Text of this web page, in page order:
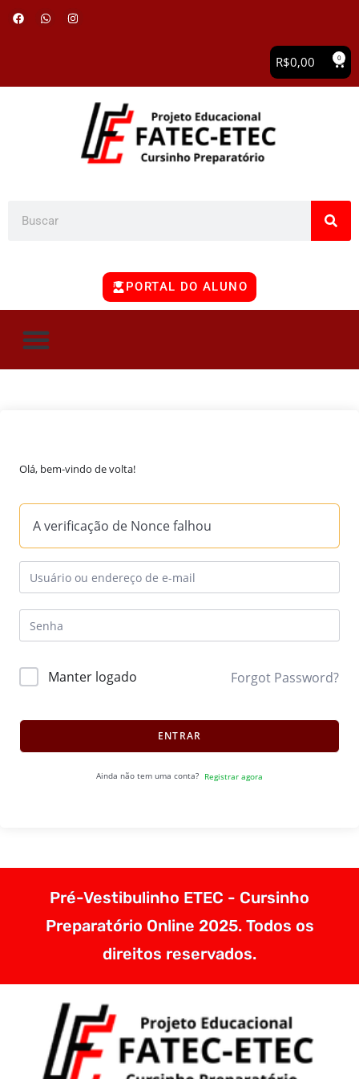
R$0,00 0
PORTAL DO ALUNO
Olá, bem-vindo de volta!
A verificação de Nonce falhou
Manter logado Forgot Password?
ENTRAR
Ainda não tem uma conta? Registrar agora
Pré-Vestibulinho ETEC - Cursinho
Preparatório Online 2025. Todos os
direitos reservados.